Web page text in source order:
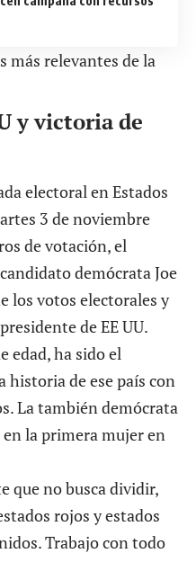
más relevantes de la
yvictoria de
electoral en Estados
3 de noviembre
de votación, el
demócrata Joe
los votos electorales y
de EE UU.
edad, ha sido el
historia de ese país con
La también demócrata
la primera mujer en
que no busca dividir,
rojos y estados
Trabajo con todo